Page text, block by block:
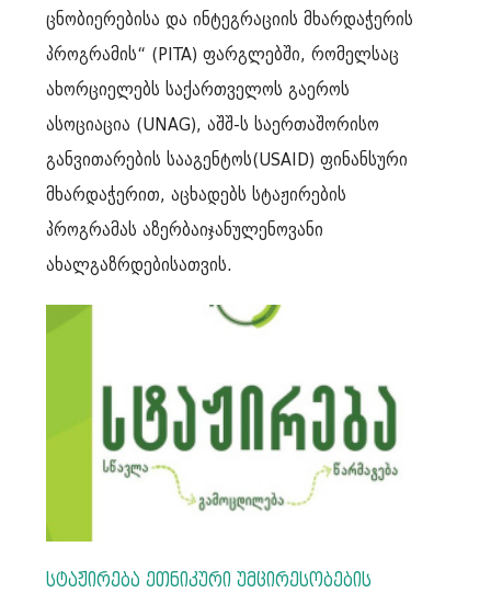
ცნობიერებისა და ინტეგრაციის მხარდაჭერის
პროგრამის“ (PITA) ფარგლებში, რომელსაც
ახორციელებს საქართველოს გაეროს
ასოციაცია (UNAG), აშშ-ს საერთაშორისო
განვითარების სააგენტოს(USAID) ფინანსური
მხარდაჭერით, აცხადებს სტაჟირების
პროგრამას აზერბაიჯანულენოვანი
ახალგაზრდებისათვის.
სტაჟირება ეთნიკური უმცირესობების